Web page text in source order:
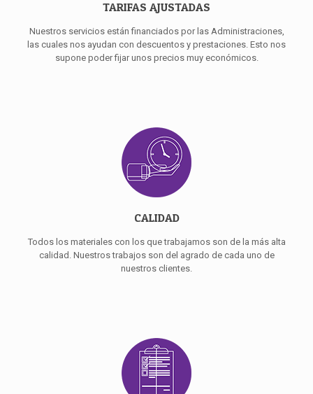
TARIFAS AJUSTADAS
Nuestros servicios están financiados por las Administraciones,
las cuales nos ayudan con descuentos y prestaciones. Esto nos
supone poder fijar unos precios muy económicos.
CALIDAD
Todos los materiales con los que trabajamos son de la más alta
calidad. Nuestros trabajos son del agrado de cada uno de
nuestros clientes.